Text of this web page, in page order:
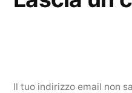
Il tuo indirizzo email non